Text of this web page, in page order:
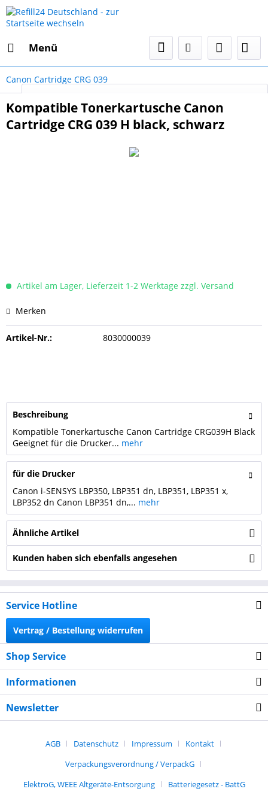
Menü
Canon Cartridge CRG 039
Kompatible Tonerkartusche Canon
Cartridge CRG 039 H black, schwarz
Artikel am Lager, Lieferzeit 1-2 Werktage zzgl. Versand
Merken
Artikel-Nr.: 8030000039
Beschreibung
Kompatible Tonerkartusche Canon Cartridge CRG039H Black
Geeignet für die Drucker... mehr
für die Drucker
Canon i-SENSYS LBP350, LBP351 dn, LBP351, LBP351 x,
LBP352 dn Canon LBP351 dn,... mehr
Ähnliche Artikel
Kunden haben sich ebenfalls angesehen
Service Hotline
Vertrag / Bestellung widerrufen
Shop Service
Informationen
Newsletter
AGB Datenschutz Impressum
Kontakt
Verpackungsverordnung / VerpackG
ElektroG, WEEE Altgeräte-Entsorgung
Batteriegesetz - BattG